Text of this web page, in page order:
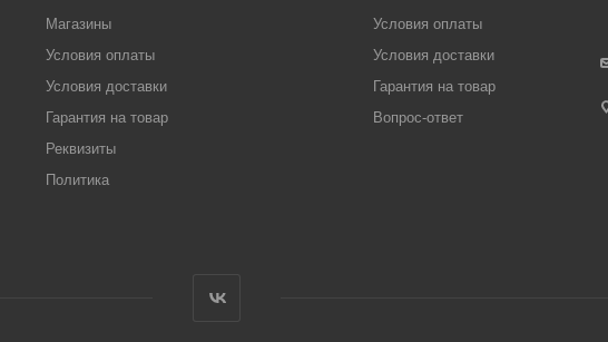
Магазины
Условия оплаты
Условия доставки
Гарантия на товар
Реквизиты
Политика
Условия оплаты
Условия доставки
Гарантия на товар
Вопрос-ответ